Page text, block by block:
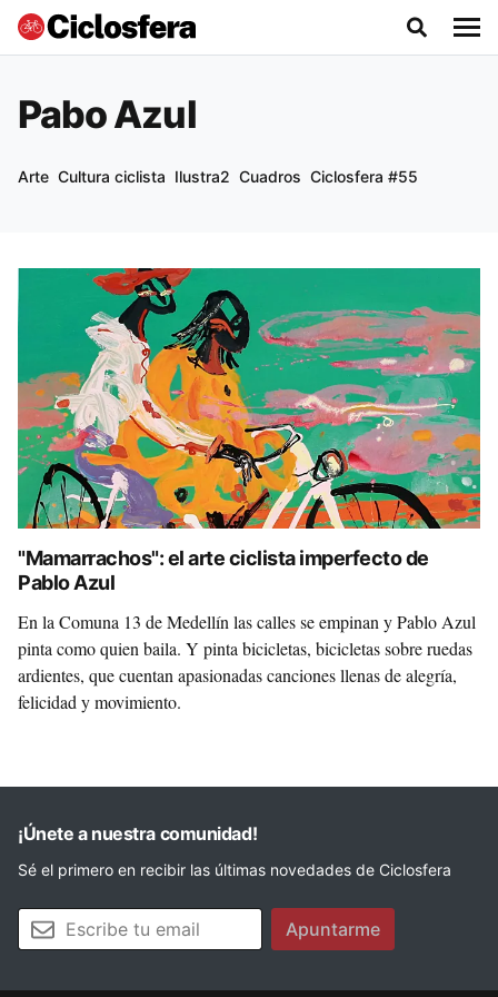
Pabo Azul
Arte Cultura ciclista Ilustra2 Cuadros Ciclosfera #55
"Mamarrachos": el arte ciclista imperfecto de
Pablo Azul
En la Comuna 13 de Medellín las calles se empinan y Pablo Azul
pinta como quien baila. Y pinta bicicletas, bicicletas sobre ruedas
ardientes, que cuentan apasionadas canciones llenas de alegría,
felicidad y movimiento.
¡Únete a nuestra comunidad!
Sé el primero en recibir las últimas novedades de Ciclosfera
Tu email Apuntarme